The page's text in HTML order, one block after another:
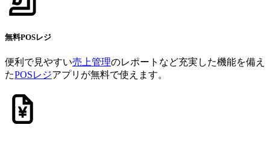
無料POSレジ
便利で見やすい売上管理のレポートなど充実した機能を備え
たPOSレジアプリが無料で使えます。